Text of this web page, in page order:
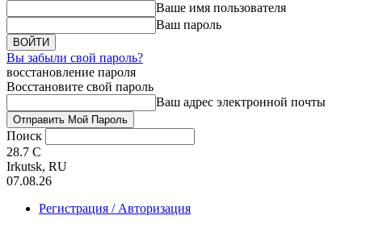
Ваше имя пользователя
Ваш пароль
Вы забыли свой пароль?
восстановление пароля
Восстановите свой пароль
Ваш адрес электронной почты
Поиск
28.7 C
Irkutsk, RU
07.08.26
Регистрация / Авторизация